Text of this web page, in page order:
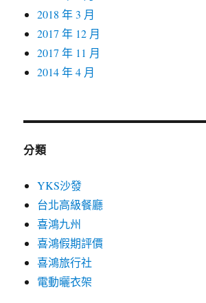
2018 年 3 月
2017 年 12 月
2017 年 11 月
2014 年 4 月
分類
YKS沙發
台北高級餐廳
喜鴻九州
喜鴻假期評價
喜鴻旅行社
電動曬衣架